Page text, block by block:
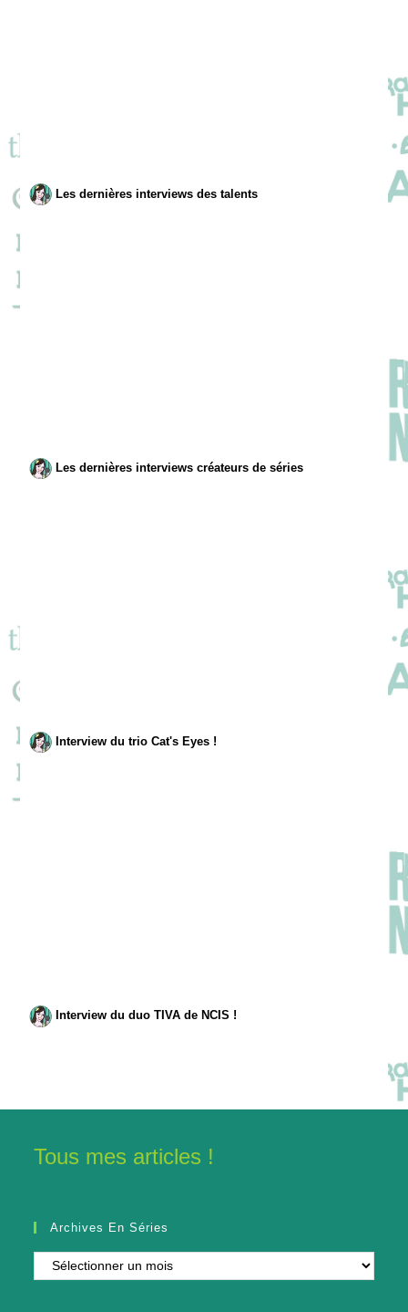
Les dernières interviews des talents
Les dernières interviews créateurs de séries
Interview du trio Cat's Eyes !
Interview du duo TIVA de NCIS !
Tous mes articles !
Archives En Séries
Archives
en